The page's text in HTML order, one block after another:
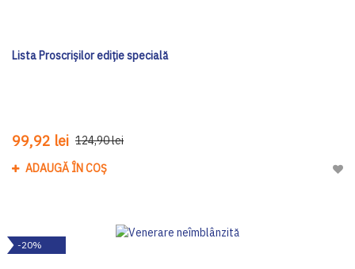
Lista Proscrișilor ediţie specială
99,92 lei 124,90 lei
ADAUGĂ ÎN COȘ
-20%